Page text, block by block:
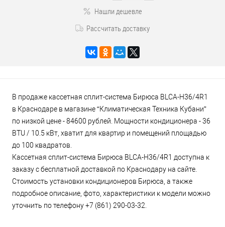
Нашли дешевле
Рассчитать доставку
В продаже кассетная сплит-система Бирюса BLCA-H36/4R1
в Краснодаре в магазине “Климатическая Техника Кубани”
по низкой цене - 84600 рублей. Мощности кондиционера - 36
BTU / 10.5 кВт, хватит для квартир и помещений площадью
до 100 квадратов.
Кассетная сплит-система Бирюса BLCA-H36/4R1 доступна к
заказу с бесплатной доставкой по Краснодару на сайте.
Стоимость установки кондиционеров Бирюса, а также
подробное описание, фото, характеристики к модели можно
уточнить по телефону +7 (861) 290-03-32.